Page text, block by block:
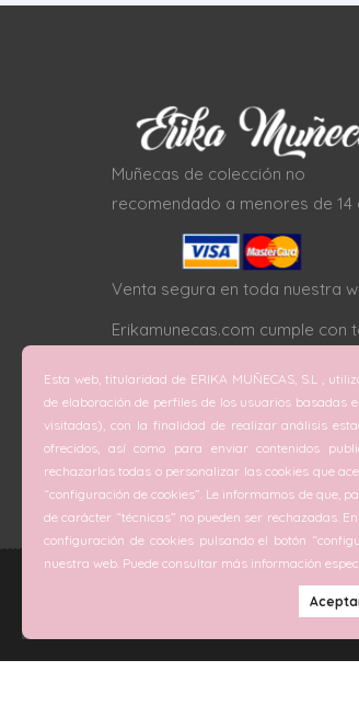
Muñecas de colección no
recomendado a menores de 14
Venta segura en toda nuestra
Erikamunecas.com cumple con
Esta web, titularidad de ERIKA MUÑECAS, S.L ,
de elaboración de perfiles de los usuarios basadas
visitadas), con la finalidad de realizar análisis
ofrecidos, así como para enviar contenidos
rechazarlas todas o personalizar las cookies que
“configuración de cookies”. Le informamos de que,
de carácter “técnicas” no pueden ser rechazadas.
configuración de cookies pulsando el botón
nuestra web. Puede consultar más información